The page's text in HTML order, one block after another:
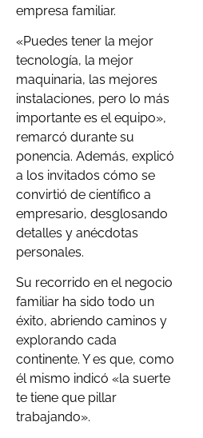
empresa familiar.
«Puedes tener la mejor
tecnología, la mejor
maquinaria, las mejores
instalaciones, pero lo más
importante es el equipo»,
remarcó durante su
ponencia. Además, explicó
a los invitados cómo se
convirtió de científico a
empresario, desglosando
detalles y anécdotas
personales.
Su recorrido en el negocio
familiar ha sido todo un
éxito, abriendo caminos y
explorando cada
continente. Y es que, como
él mismo indicó «la suerte
te tiene que pillar
trabajando».